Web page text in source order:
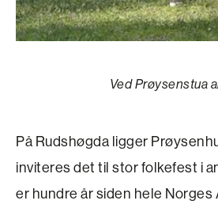
Ved Prøysenstua
På Rudshøgda ligger
inviteres det til stor folkefest i
er hundre år siden hele Norges